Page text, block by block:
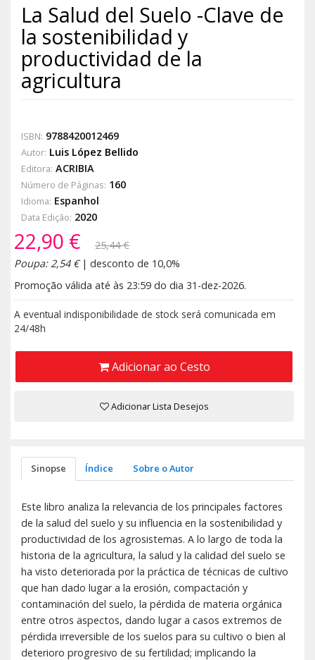
La Salud del Suelo -Clave de
la sostenibilidad y
productividad de la
agricultura
ISBN: 9788420012469
Autor: Luis López Bellido
Editora: ACRIBIA
Número de Páginas: 160
Idioma: Espanhol
Data Edição: 2020
22,90 €
25,44 €
Poupa: 2,54 €| desconto de 10,0%
Promoção válida até às 23:59 do dia 31-dez-2026.
A eventual indisponibilidade de stock será comunicada em
24/48h
Adicionar ao Cesto
Adicionar Lista Desejos
Sinopse Índice Sobre o Autor
Este libro analiza la relevancia de los principales factores
de la salud del suelo y su influencia en la sostenibilidad y
productividad de los agrosistemas. A lo largo de toda la
historia de la agricultura, la salud y la calidad del suelo se
ha visto deteriorada por la práctica de técnicas de cultivo
que han dado lugar a la erosión, compactación y
contaminación del suelo, la pérdida de materia orgánica
entre otros aspectos, dando lugar a casos extremos de
pérdida irreversible de los suelos para su cultivo o bien al
deterioro progresivo de su fertilidad; implicando la